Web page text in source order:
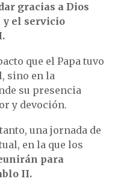
gracias a Dios
y el servicio
que el Papa tuvo
sino en la
su presencia
y devoción.
una jornada de
en la que los
para
II.